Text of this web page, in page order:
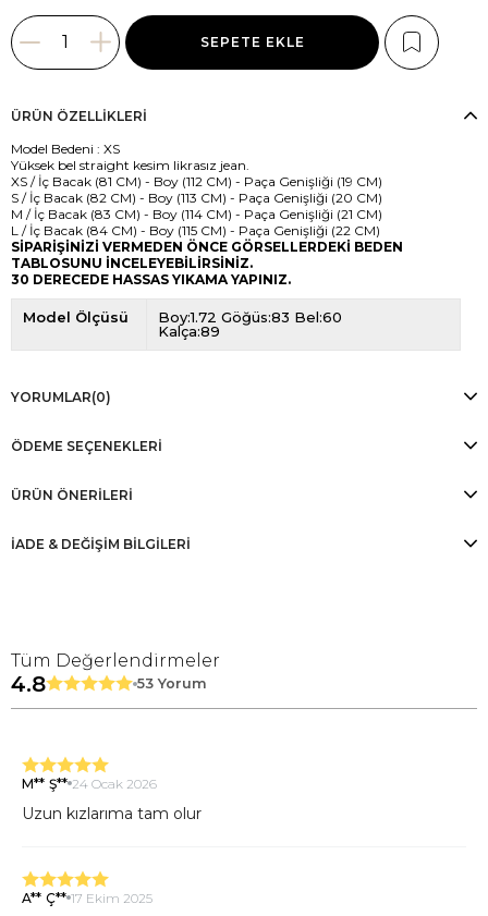
ÜRÜN ÖZELLIKLERI
Model Bedeni : XS
Yüksek bel straight kesim likrasız jean.
XS / İç Bacak (81 CM) - Boy (112 CM) - Paça Genişliği (19 CM)
S / İç Bacak (82 CM) - Boy (113 CM) - Paça Genişliği (20 CM)
M / İç Bacak (83 CM) - Boy (114 CM) - Paça Genişliği (21 CM)
L / İç Bacak (84 CM) - Boy (115 CM) - Paça Genişliği (22 CM)
SİPARİŞİNİZİ VERMEDEN ÖNCE GÖRSELLERDEKİ BEDEN
TABLOSUNU İNCELEYEBİLİRSİNİZ.
30 DERECEDE HASSAS YIKAMA YAPINIZ.
Model Ölçüsü
Boy:1.72 Göğüs:83 Bel:60
Kalça:89
YORUMLAR(0)
ÖDEME SEÇENEKLERI
ÜRÜN ÖNERILERI
İADE & DEĞİŞİM BİLGİLERİ
Tüm Değerlendirmeler
4.8 53 Yorum
M** Ş** 24 Ocak 2026
Uzun kızlarıma tam olur
A** Ç** 17 Ekim 2025